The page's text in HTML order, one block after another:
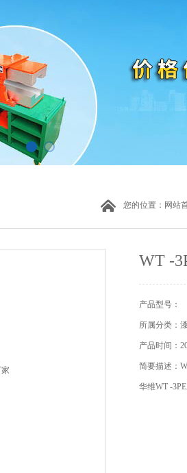
您的位置： 网站
WT -
产品型号：
所属分类：
产品时间：
简要描述：
华维WT -